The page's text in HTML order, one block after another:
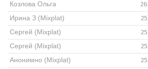
Козлова Ольга
Ирина З (Mixplat)
Сергей (Mixplat)
Сергей (Mixplat)
Анонимно (Mixplat)